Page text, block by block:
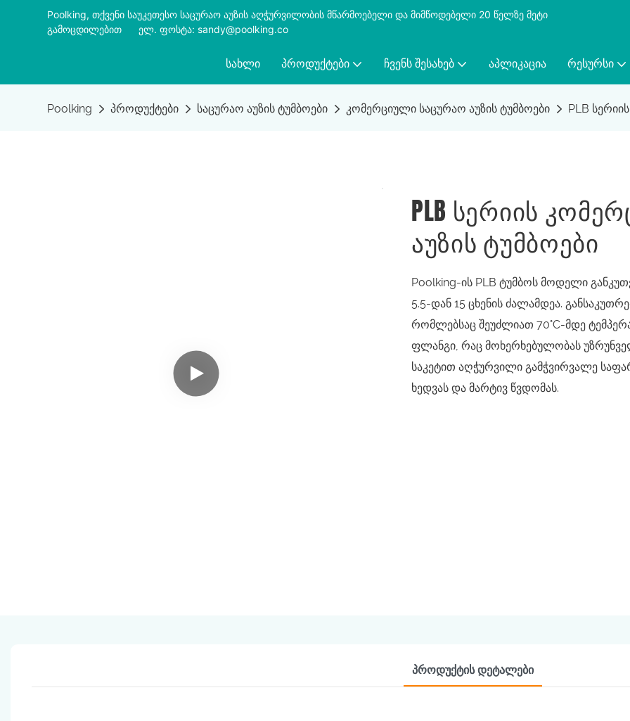
Poolking, თქვენი საუკეთესო საცურაო აუზის აღჭურვილობის მწარმოებელი და მიმწოდებელი 20 წელზე მეტი
გამოცდილებით
ელ. ფოსტა: sandy@poolking.co
ᲡᲐᲮᲚᲘ ᲞᲠᲝᲓᲣᲥᲢᲔᲑᲘ ᲩᲕᲔᲜᲡ ᲨᲔᲡᲐᲮᲔᲑ ᲐᲞᲚᲘᲙᲐᲪᲘᲐ ᲠᲔᲡᲣᲠᲡᲘ
Poolking პროდუქტები საცურაო აუზის ტუმბოები კომერციული საცურაო აუზის ტუმბოები PLB
PLB Სერიის
Აუზის Ტუმბოები
Poolking-ის PLB ტუმბოს მოდელი
5.5-დან 15 ცხენის ძალამდეა.
რომლებსაც შეუძლიათ 70°C-მდე
ფლანგი, რაც მოხერხებულობას
საკეტით აღჭურვილი გამჭვირვალე
ხედვას და მარტივ წვდომას.
Პროდუქტის Დეტალები